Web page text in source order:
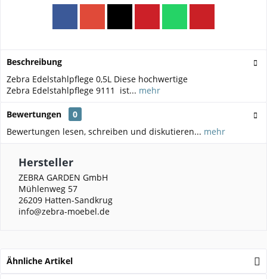
Beschreibung
Zebra Edelstahlpflege 0,5L Diese hochwertige
Zebra Edelstahlpflege 9111 ist... mehr
Bewertungen
0
Bewertungen lesen, schreiben und diskutieren... mehr
Hersteller
ZEBRA GARDEN GmbH
Mühlenweg 57
26209 Hatten-Sandkrug
info@zebra-moebel.de
Ähnliche Artikel